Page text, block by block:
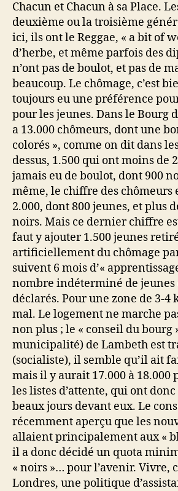
Chacun et Chacun à sa Place.
deuxième ou la troisième
ici, ils ont le Reggae, « a bit of
d’herbe, et même parfois des
n’ont pas de boulot, et pas de
beaucoup. Le chômage, c’est
toujours eu une préférence
pour les jeunes. Dans le Bourg
a 13.000 chômeurs, dont une
colorés », comme on dit dans
dessus, 1.500 qui ont moins de
jamais eu de boulot, dont 900
même, le chiffre des chômeurs
2.000, dont 800 jeunes, et plus
noirs. Mais ce dernier chiffre
faut y ajouter 1.500 jeunes
artificiellement du chômage
suivent 6 mois d’«
nombre indéterminé de jeunes
déclarés. Pour une zone de 3-4
mal. Le logement ne marche
non plus ; le « conseil du bourg
municipalité) de Lambeth est
(socialiste), il semble qu’il ait
mais il y aurait 17.000 à 18.000
les listes d’attente, qui ont
beaux jours devant eux. Le
récemment aperçu que les
allaient principalement aux «
il a donc décidé un quota
« noirs »… pour l’avenir. Vivre,
Londres, une politique